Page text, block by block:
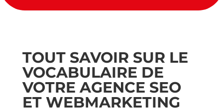
TOUT SAVOIR SUR LE
VOCABULAIRE DE
VOTRE AGENCE SEO
ET WEBMARKETING